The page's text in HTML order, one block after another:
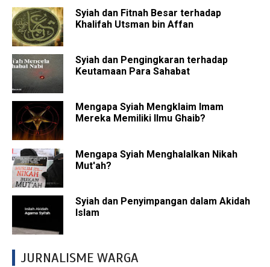
Syiah dan Fitnah Besar terhadap
Khalifah Utsman bin Affan
Syiah dan Pengingkaran terhadap
Keutamaan Para Sahabat
Mengapa Syiah Mengklaim Imam
Mereka Memiliki Ilmu Ghaib?
Mengapa Syiah Menghalalkan Nikah
Mut'ah?
Syiah dan Penyimpangan dalam Akidah
Islam
JURNALISME WARGA